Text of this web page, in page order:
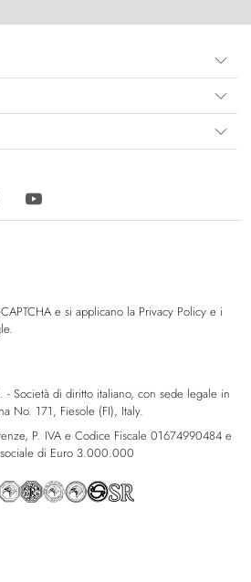
e si applicano la Privacy Policy e i
Società di diritto italiano, con sede legale in
No. 171, Fiesole (FI), Italy.
P. IVA e Codice Fiscale 01674990484 e
di Euro 3.000.000